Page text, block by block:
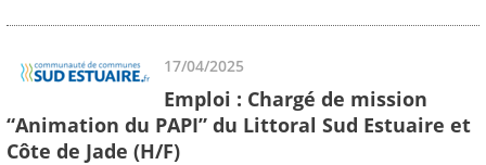
17/04/2025
Emploi : Chargé de mission
“Animation du PAPI” du Littoral Sud Estuaire et
Côte de Jade (H/F)